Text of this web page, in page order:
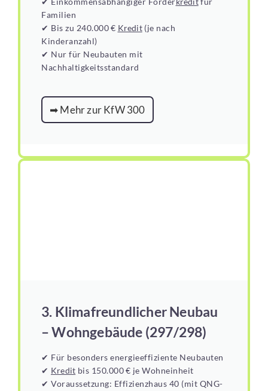
Familien
✔ Bis zu 240.000 € Kredit(je nach
Kinderanzahl)
✔ Nur für Neubauten mit
Nachhaltigkeitsstandard
➡ Mehr zur KfW 300
3. Klimafreundlicher Neubau
– Wohngebäude (297/298)
✔ Für besonders energieeffiziente Neubauten
✔ Kredit bis 150.000 € je Wohneinheit
✔ Voraussetzung: Effizienzhaus 40 (mit QNG-